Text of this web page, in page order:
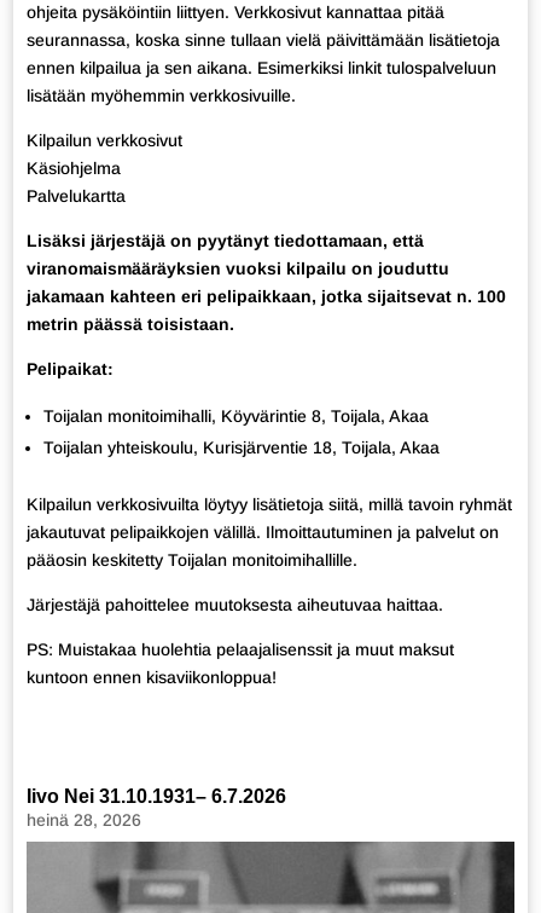
ohjeita pysäköintiin liittyen. Verkkosivut kannattaa pitää
seurannassa, koska sinne tullaan vielä päivittämään lisätietoja
ennen kilpailua ja sen aikana. Esimerkiksi linkit tulospalveluun
lisätään myöhemmin verkkosivuille.
Kilpailun verkkosivut
Käsiohjelma
Palvelukartta
Lisäksi järjestäjä on pyytänyt tiedottamaan, että
viranomaismääräyksien vuoksi kilpailu on jouduttu
jakamaan kahteen eri pelipaikkaan, jotka sijaitsevat n. 100
metrin päässä toisistaan.
Pelipaikat:
Toijalan monitoimihalli, Köyvärintie 8, Toijala, Akaa
Toijalan yhteiskoulu, Kurisjärventie 18, Toijala, Akaa
Kilpailun verkkosivuilta löytyy lisätietoja siitä, millä tavoin ryhmät
jakautuvat pelipaikkojen välillä. Ilmoittautuminen ja palvelut on
pääosin keskitetty Toijalan monitoimihallille.
Järjestäjä pahoittelee muutoksesta aiheutuvaa haittaa.
PS: Muistakaa huolehtia pelaajalisenssit ja muut maksut
kuntoon ennen kisaviikonloppua!
Iivo Nei 31.10.1931– 6.7.2026
heinä 28, 2026